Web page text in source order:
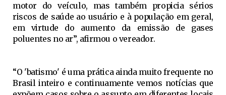
motor do veículo, mas também propicia sérios
riscos de saúde ao usuário e à população em geral,
em virtude do aumento da emissão de gases
poluentes no ar”, afirmou o vereador.
“O 'batismo' é uma prática ainda muito frequente no
Brasil inteiro e continuamente vemos notícias que